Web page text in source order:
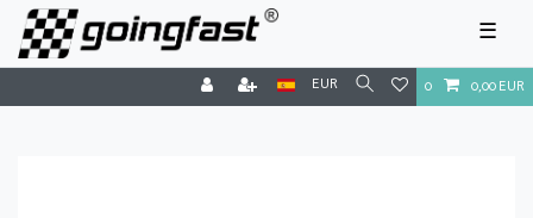
☰
EUR 0 0,00 EUR